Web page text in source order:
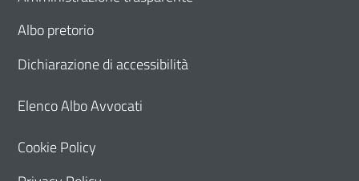
Albo pretorio
Dichiarazione di accessibilità
Elenco Albo Avvocati
Cookie Policy